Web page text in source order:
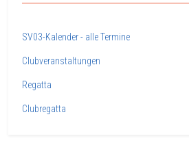
SV03-Kalender - alle Termine
Clubveranstaltungen
Regatta
Clubregatta